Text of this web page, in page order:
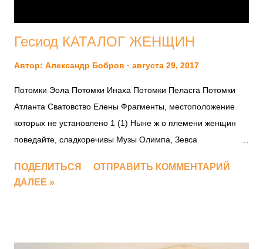
Гесиод КАТАЛОГ ЖЕНЩИН
Автор: Александр Бобров августа 29, 2017
Потомки Эола Потомки Инаха Потомки Пеласга Потомки
Атланта Сватовство Елены Фрагменты, местоположение
которых не установлено 1 (1) Ныне ж о племени женщин
поведайте, сладкоречивы Музы Олимпа, Зевса
Пояс они разрешали… Связью с богами сплетясь…
Общими были тогда и пиры, и общими встречи Между
ПОДЕЛИТЬСЯ
ОТПРАВИТЬ КОММЕНТАРИЙ
ДАЛЕЕ »